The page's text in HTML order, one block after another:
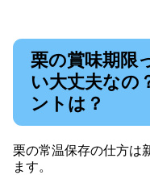
栗の賞味期限
い大丈夫なの
ントは？
栗の常温保存の仕方は
ます。